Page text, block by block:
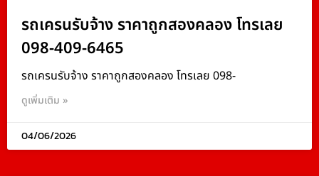
รถเครนรับจ้าง ราคาถูกสองคลอง โทรเลย
098-409-6465
รถเครนรับจ้าง ราคาถูกสองคลอง โทรเลย 098-
ดูเพิ่มเติม »
04/06/2026